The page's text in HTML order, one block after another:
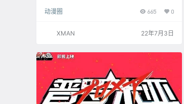
动漫圈
665 0
XMAN 22年7月3日